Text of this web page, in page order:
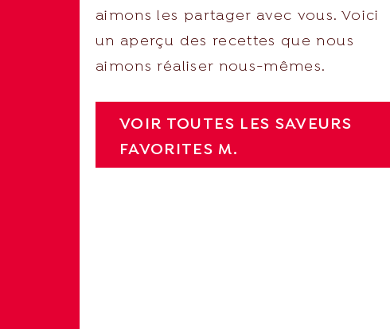
aimons les partager avec vous. Voici
un aperçu des recettes que nous
aimons réaliser nous-mêmes.
VOIR TOUTES LES SAVEURS
FAVORITES M.